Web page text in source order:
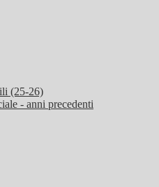
(25-26)
- anni precedenti